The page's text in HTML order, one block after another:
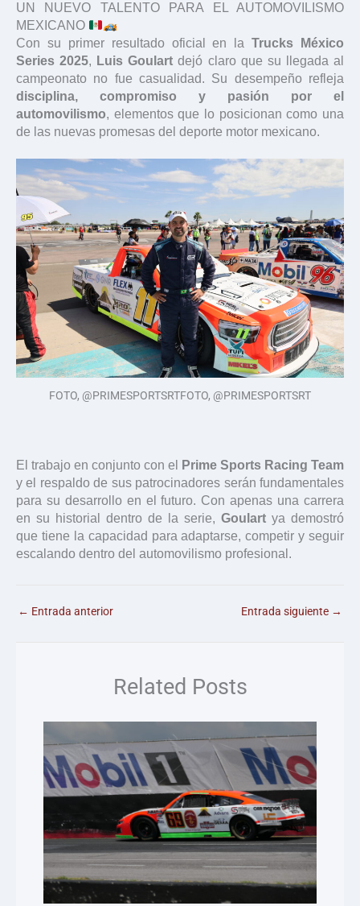
UN NUEVO TALENTO PARA EL AUTOMOVILISMO
MEXICANO
Con su primer resultado oficial en laTrucks México
Series 2025, Luis Goulart dejó claro que su llegada al
campeonato no fue casualidad. Su desempeño refleja
disciplina, compromiso y pasión por el
automovilismo, elementos que lo posicionan como una
de las nuevas promesas del deporte motor mexicano.
FOTO, @PRIMESPORTSRTFOTO, @PRIMESPORTSRT
El trabajo en conjunto con el
Prime Sports Racing Team
y el respaldo de sus patrocinadores serán fundamentales
para su desarrollo en el futuro. Con apenas una carrera
en su historial dentro de la serie, Goulart ya demostró
que tiene la capacidad para adaptarse, competir y seguir
escalando dentro del automovilismo profesional.
← Entrada anterior Entrada siguiente →
Related Posts